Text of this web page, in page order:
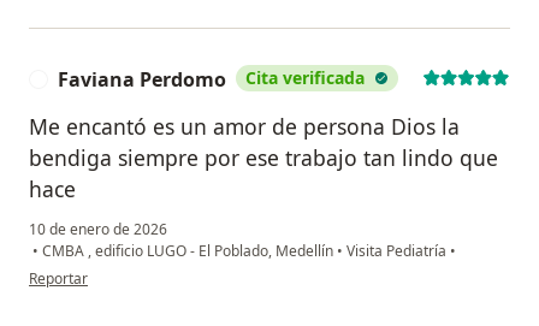
Faviana Perdomo Cita verificada
Me encantó es un amor de persona Dios la
bendiga siempre por ese trabajo tan lindo que
hace
10 de enero de 2026
• CMBA , edificio LUGO - El Poblado, Medellín • Visita Pediatría •
en opinión del usuario Faviana Perdomo
Reportar